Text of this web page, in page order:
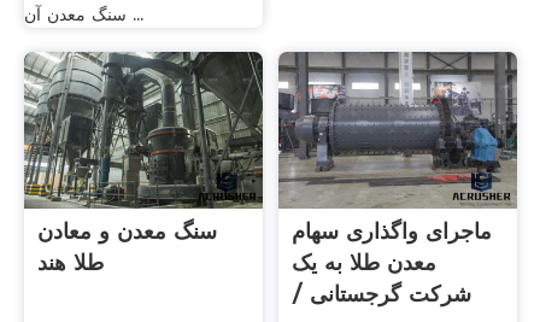
سنگ معدن آن ...
سنگ معدن و معادن
طلا هند
ماجرای واگذاری سهام
معدن طلا به یک
شرکت گرجستانی /